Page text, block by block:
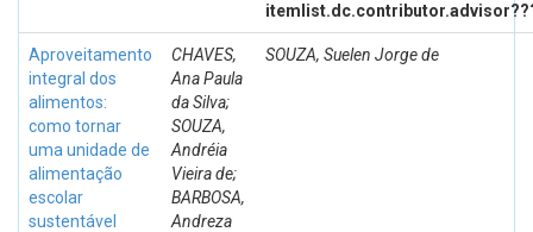
Aproveitamento
integral dos
alimentos:
como tornar
uma unidade de
alimentação
escolar
sustentável
CHAVES,
Ana Paula
da Silva;
SOUZA,
Andréia
Vieira de;
BARBOSA,
Andreza
SOUZA, Suelen Jorge de